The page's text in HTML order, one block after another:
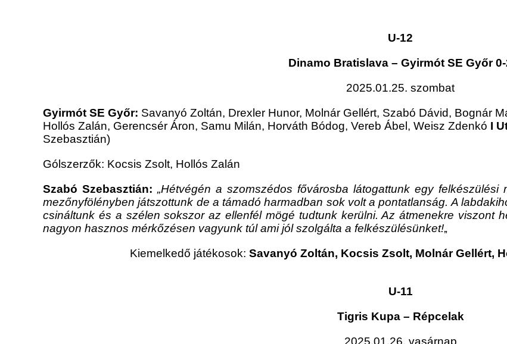
U-12
Dinamo Bratislava – Gyirmót SE Győr
2025.01.25. szombat
Gyirmót SE Győr: Savanyó Zoltán, Drexler Hunor, Molnár Gellért, Szabó Dávid, Bognár
Hollós Zalán, Gerencsér Áron, Samu Milán, Horváth Bódog, Vereb Ábel, Weisz Zdenkó I
Szebasztián)
Gólszerzők: Kocsis Zsolt, Hollós Zalán
Szabó Szebasztián: „Hétvégén a szomszédos fővárosba látogattunk egy
mezőnyfölényben játszottunk de a támadó harmadban sok volt a pontatlanság. A
csináltunk és a szélen sokszor az ellenfél mögé tudtunk kerülni. Az átmenekre viszont
nagyon hasznos mérkőzésen vagyunk túl ami jól szolgálta a felkészülésünket!„
Kiemelkedő játékosok: Savanyó Zoltán, Kocsis Zsolt, Molnár Gellért,
U-11
Tigris Kupa – Répcelak
2025.01.26. vasárnap